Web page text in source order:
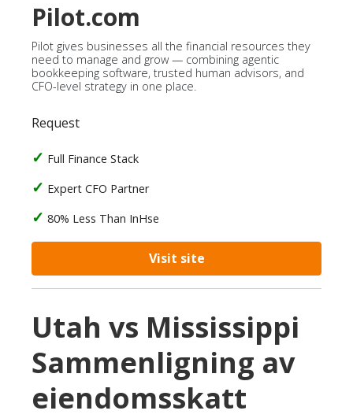
Pilot.com
Pilot gives businesses all the financial resources they
need to manage and grow — combining agentic
bookkeeping software, trusted human advisors, and
CFO-level strategy in one place.
Request
Full Finance Stack
Expert CFO Partner
80% Less Than InHse
Visit site
Utah vs Mississippi
Sammenligning av
eiendomsskatt